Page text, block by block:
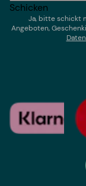
Schicken
Ja, bitte schickt
Angeboten,